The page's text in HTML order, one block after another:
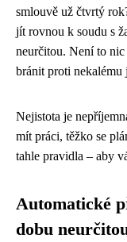
smlouvě už čtvrtý
jít rovnou k soudu s
neurčitou. Není to nic
bránit proti nekalému
Nejistota je
mít práci, těžko se
tahle pravidla – aby
Automatické
dobu